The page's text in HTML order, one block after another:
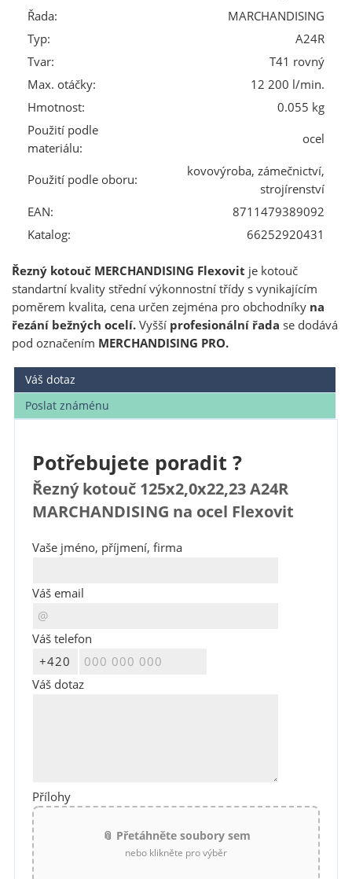
Řada:
MARCHANDISING
Typ:
A24R
Tvar:
T41 rovný
Max. otáčky:
12 200 l/min.
Hmotnost:
0.055 kg
Použití podle
materiálu:
ocel
Použití podle oboru:
kovovýroba, zámečnictví,
strojírenství
EAN:
8711479389092
Katalog:
66252920431
Řezný kotouč MERCHANDISING Flexovit je kotouč
standartní kvality střední výkonnostní třídy s vynikajícím
poměrem kvalita, cena určen zejména pro obchodníky na
řezání bežných ocelí.Vyšší profesionální řada se dodává
pod označením MERCHANDISING PRO.
Váš dotaz
Poslat známénu
Potřebujete poradit ?
Řezný kotouč 125x2,0x22,23 A24R
MARCHANDISING na ocel Flexovit
Vaše jméno, příjmení, firma
Váš email
Váš telefon
Váš dotaz
Přílohy
📎 Přetáhněte soubory sem
nebo klikněte pro výběr